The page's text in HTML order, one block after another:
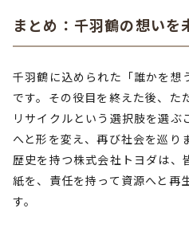
まとめ：千羽鶴の想いを
千羽鶴に込められた「誰かを想
です。その役目を終えた後、た
リサイクルという選択肢を選ぶ
へと形を変え、再び社会を巡り
歴史を持つ株式会社トヨダは、
紙を、責任を持って資源へと再
す。